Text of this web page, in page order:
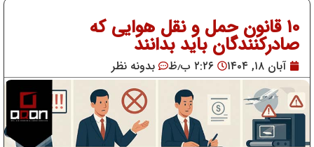
۱۰ قانون حمل و نقل هوایی که
صادرکنندگان باید بدانند
آبان ۱۸, ۱۴۰۴ ۲:۲۶ ب٫ظ بدونه نظر